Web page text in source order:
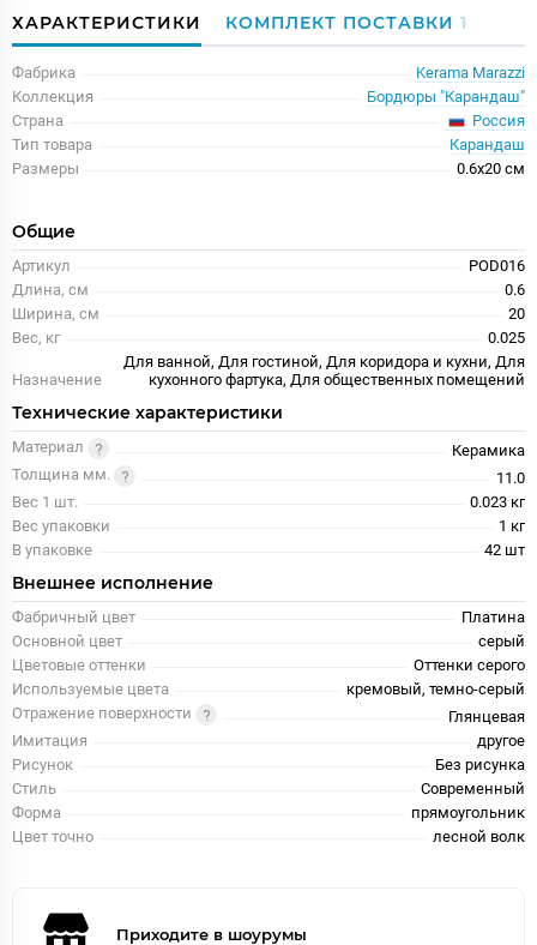
ХАРАКТЕРИСТИКИ КОМПЛЕКТ ПОСТАВКИ 1
Фабрика
Kerama Marazzi
Коллекция
Бордюры "Карандаш"
Страна
Россия
Тип товара
Карандаш
Размеры
0.6x20 см
Общие
Артикул
POD016
Длина, см
0.6
Ширина, см
20
Вес, кг
0.025
Назначение
Для ванной, Для гостиной, Для коридора и кухни, Для
кухонного фартука, Для общественных помещений
Технические характеристики
Материал
Керамика
Толщина мм.
11.0
Вес 1 шт.
0.023 кг
Вес упаковки
1 кг
В упаковке
42 шт
Внешнее исполнение
Фабричный цвет
Платина
Основной цвет
серый
Цветовые оттенки
Оттенки серого
Используемые цвета
кремовый, темно-серый
Отражение поверхности
Глянцевая
Имитация
другое
Рисунок
Без рисунка
Стиль
Современный
Форма
прямоугольник
Цвет точно
лесной волк
Приходите в шоурумы